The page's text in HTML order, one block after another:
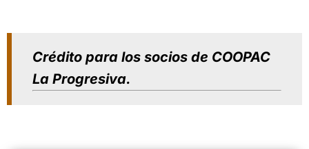
Crédito para los socios de COOPAC
La Progresiva.